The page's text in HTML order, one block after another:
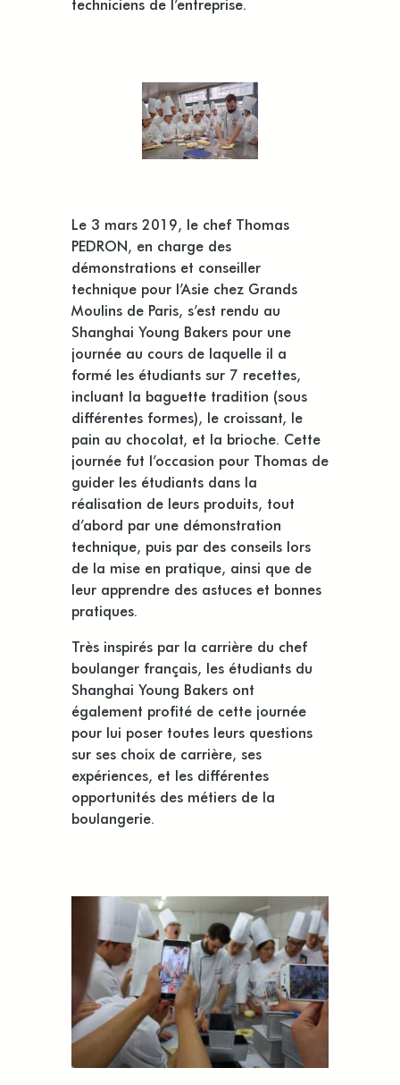
Le 3 mars 2019, le chef Thomas
PEDRON, en charge des
démonstrations et conseiller
technique pour l’Asie chez Grands
Moulins de Paris, s’est rendu au
Shanghai Young Bakers pour une
journée au cours de laquelle il a
formé les étudiants sur 7 recettes,
incluant la baguette tradition (sous
différentes formes), le croissant, le
pain au chocolat, et la brioche. Cette
journée fut l’occasion pour Thomas de
guider les étudiants dans la
réalisation de leurs produits, tout
d’abord par une démonstration
technique, puis par des conseils lors
de la mise en pratique, ainsi que de
leur apprendre des astuces et bonnes
pratiques.
Très inspirés par la carrière du chef
boulanger français, les étudiants du
Shanghai Young Bakers ont
également profité de cette journée
pour lui poser toutes leurs questions
sur ses choix de carrière, ses
expériences, et les différentes
opportunités des métiers de la
boulangerie.